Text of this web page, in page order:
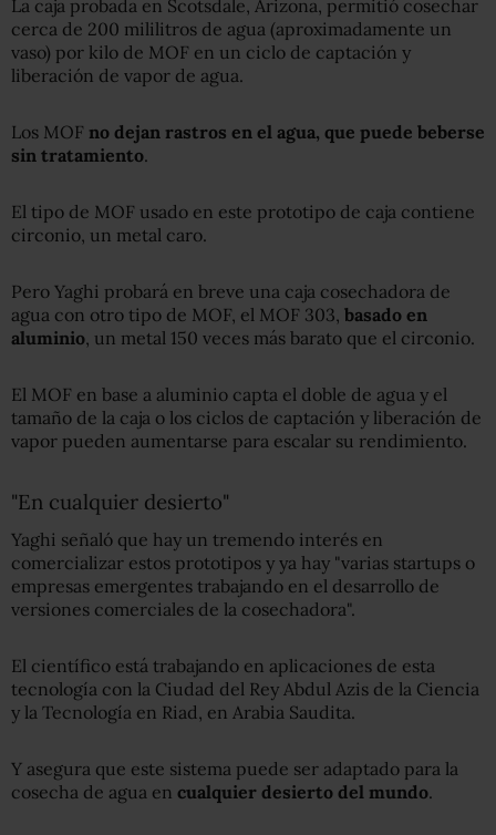
La caja probada en Scotsdale, Arizona, permitió cosechar
cerca de 200 mililitros de agua (aproximadamente un
vaso) por kilo de MOF en un ciclo de captación y
liberación de vapor de agua.
Los MOF no dejan rastros en el agua, que puede beberse
sin tratamiento.
El tipo de MOF usado en este prototipo de caja contiene
circonio, un metal caro.
Pero Yaghi probará en breve una caja cosechadora de
agua con otro tipo de MOF, el MOF 303, basado en
aluminio , un metal 150 veces más barato que el circonio.
El MOF en base a aluminio capta el doble de agua y el
tamaño de la caja o los ciclos de captación y liberación de
vapor pueden aumentarse para escalar su rendimiento.
"En cualquier desierto"
Yaghi señaló que hay un tremendo interés en
comercializar estos prototipos y ya hay "varias startups o
empresas emergentes trabajando en el desarrollo de
versiones comerciales de la cosechadora".
El científico está trabajando en aplicaciones de esta
tecnología con la Ciudad del Rey Abdul Azis de la Ciencia
y la Tecnología en Riad, en Arabia Saudita.
Y asegura que este sistema puede ser adaptado para la
cosecha de agua en cualquier desierto del mundo.